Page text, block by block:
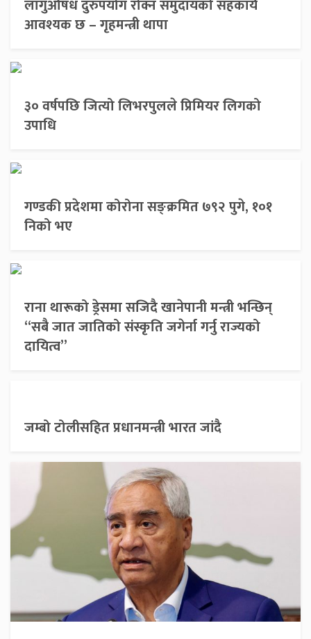
लागुऔषध दुरुपयोग रोक्न समुदायको सहकार्य
आवश्यक छ – गृहमन्त्री थापा
३० वर्षपछि जित्यो लिभरपुलले प्रिमियर लिगको
उपाधि
गण्डकी प्रदेशमा कोरोना सङ्क्रमित ७९२ पुगे, १०१
निको भए
राना थारूको ड्रेसमा सजिदै खानेपानी मन्त्री भन्छिन्
“सबै जात जातिको संस्कृति जगेर्ना गर्नु राज्यको
दायित्व”
जम्बो टोलीसहित प्रधानमन्त्री भारत जांदै